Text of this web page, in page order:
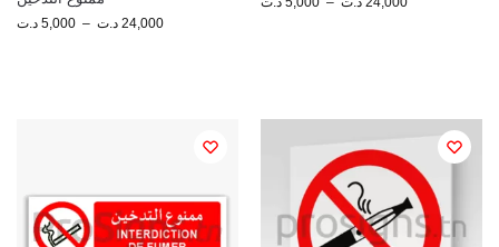
5,000 د.ت – 24,000 د.ت